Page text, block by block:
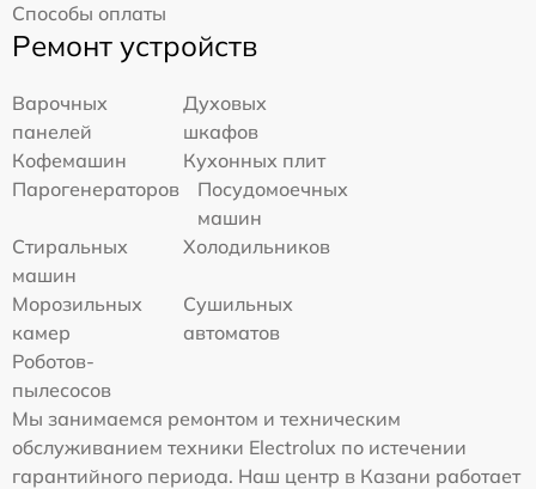
Способы оплаты
Ремонт устройств
Варочных
панелей
Духовых
шкафов
Кофемашин
Кухонных плит
Парогенераторов
Посудомоечных
машин
Стиральных
машин
Холодильников
Морозильных
камер
Сушильных
автоматов
Роботов-
пылесосов
Мы занимаемся ремонтом и техническим
обслуживанием техники Electrolux по истечении
гарантийного периода. Наш центр в Казани работает